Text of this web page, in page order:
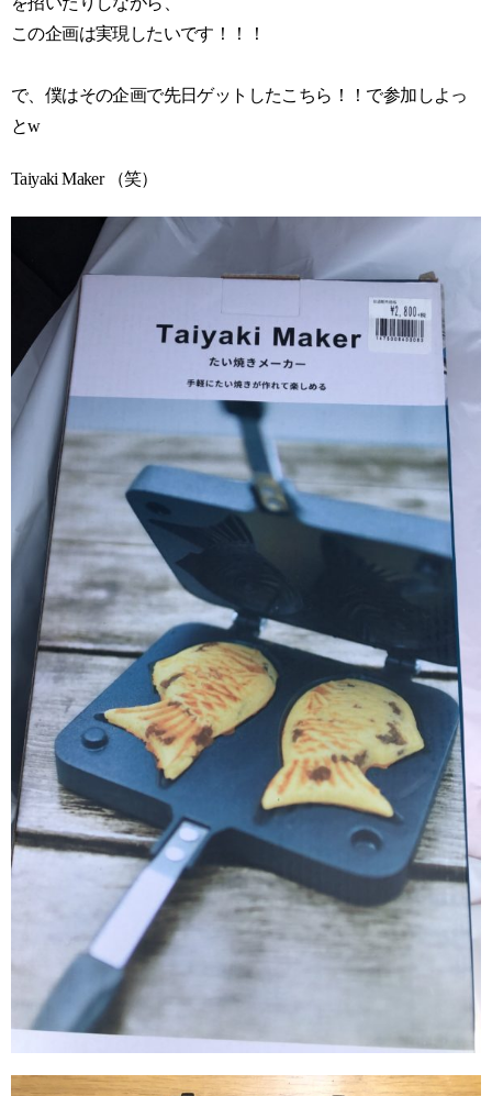
この企画は実現したいです！！！
で、僕はその企画で先日ゲットしたこちら！！で参加しよっ
とw
Taiyaki Maker （笑）